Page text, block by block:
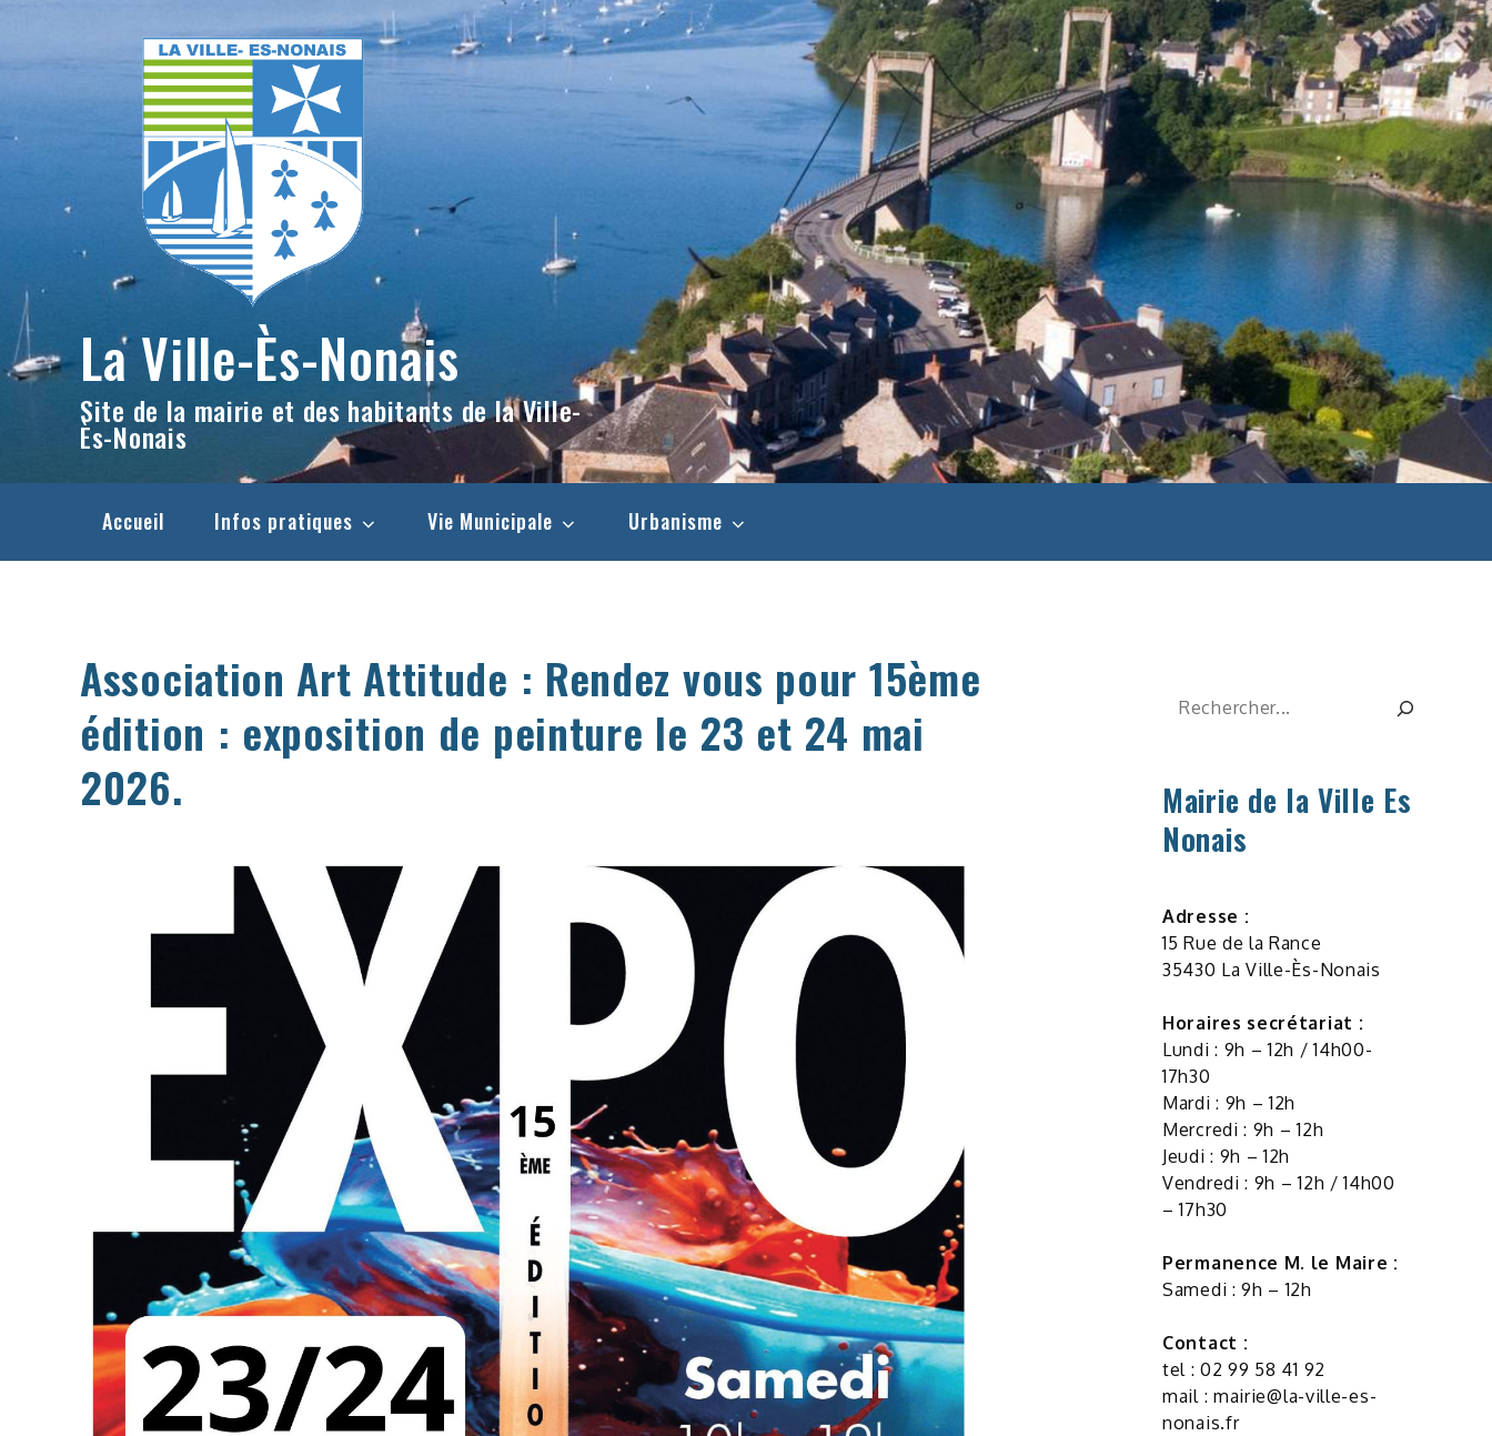
La Ville-Ès-Nonais
Site de la mairie et des habitants de la Ville-
Ès-Nonais
Accueil Infos pratiques Vie Municipale Urbanisme
Association Art Attitude : Rendez vous pour 15ème
édition : exposition de peinture le 23 et 24 mai
2026.
Rechercher
Mairie de la Ville Es
Nonais
Adresse :
15 Rue de la Rance
35430 La Ville-Ès-Nonais
Horaires secrétariat :
Lundi : 9h – 12h / 14h00-
17h30
Mardi : 9h – 12h
Mercredi : 9h – 12h
Jeudi : 9h – 12h
Vendredi : 9h – 12h / 14h00
– 17h30
Permanence M. le Maire :
Samedi : 9h – 12h
Contact :
tel : 02 99 58 41 92
mail : mairie@la-ville-es-
nonais.fr